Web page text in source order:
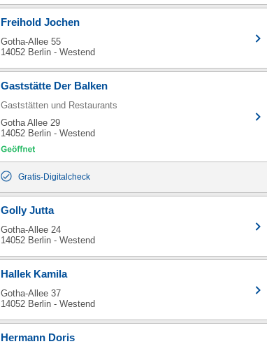
Freihold Jochen
Gotha-Allee 55
14052 Berlin - Westend
Gaststätte Der Balken
Gaststätten und Restaurants
Gotha Allee 29
14052 Berlin - Westend
Gratis-Digitalcheck
Golly Jutta
Gotha-Allee 24
14052 Berlin - Westend
Hallek Kamila
Gotha-Allee 37
14052 Berlin - Westend
Hermann Doris